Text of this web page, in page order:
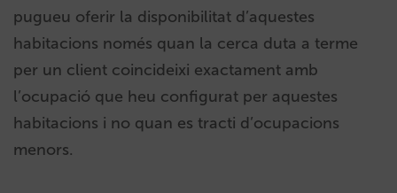
pugueu oferir la disponibilitat d’aquestes
habitacions només quan la cerca duta a terme
per un client coincideixi exactament amb
l’ocupació que heu configurat per aquestes
habitacions i no quan es tracti d’ocupacions
menors.